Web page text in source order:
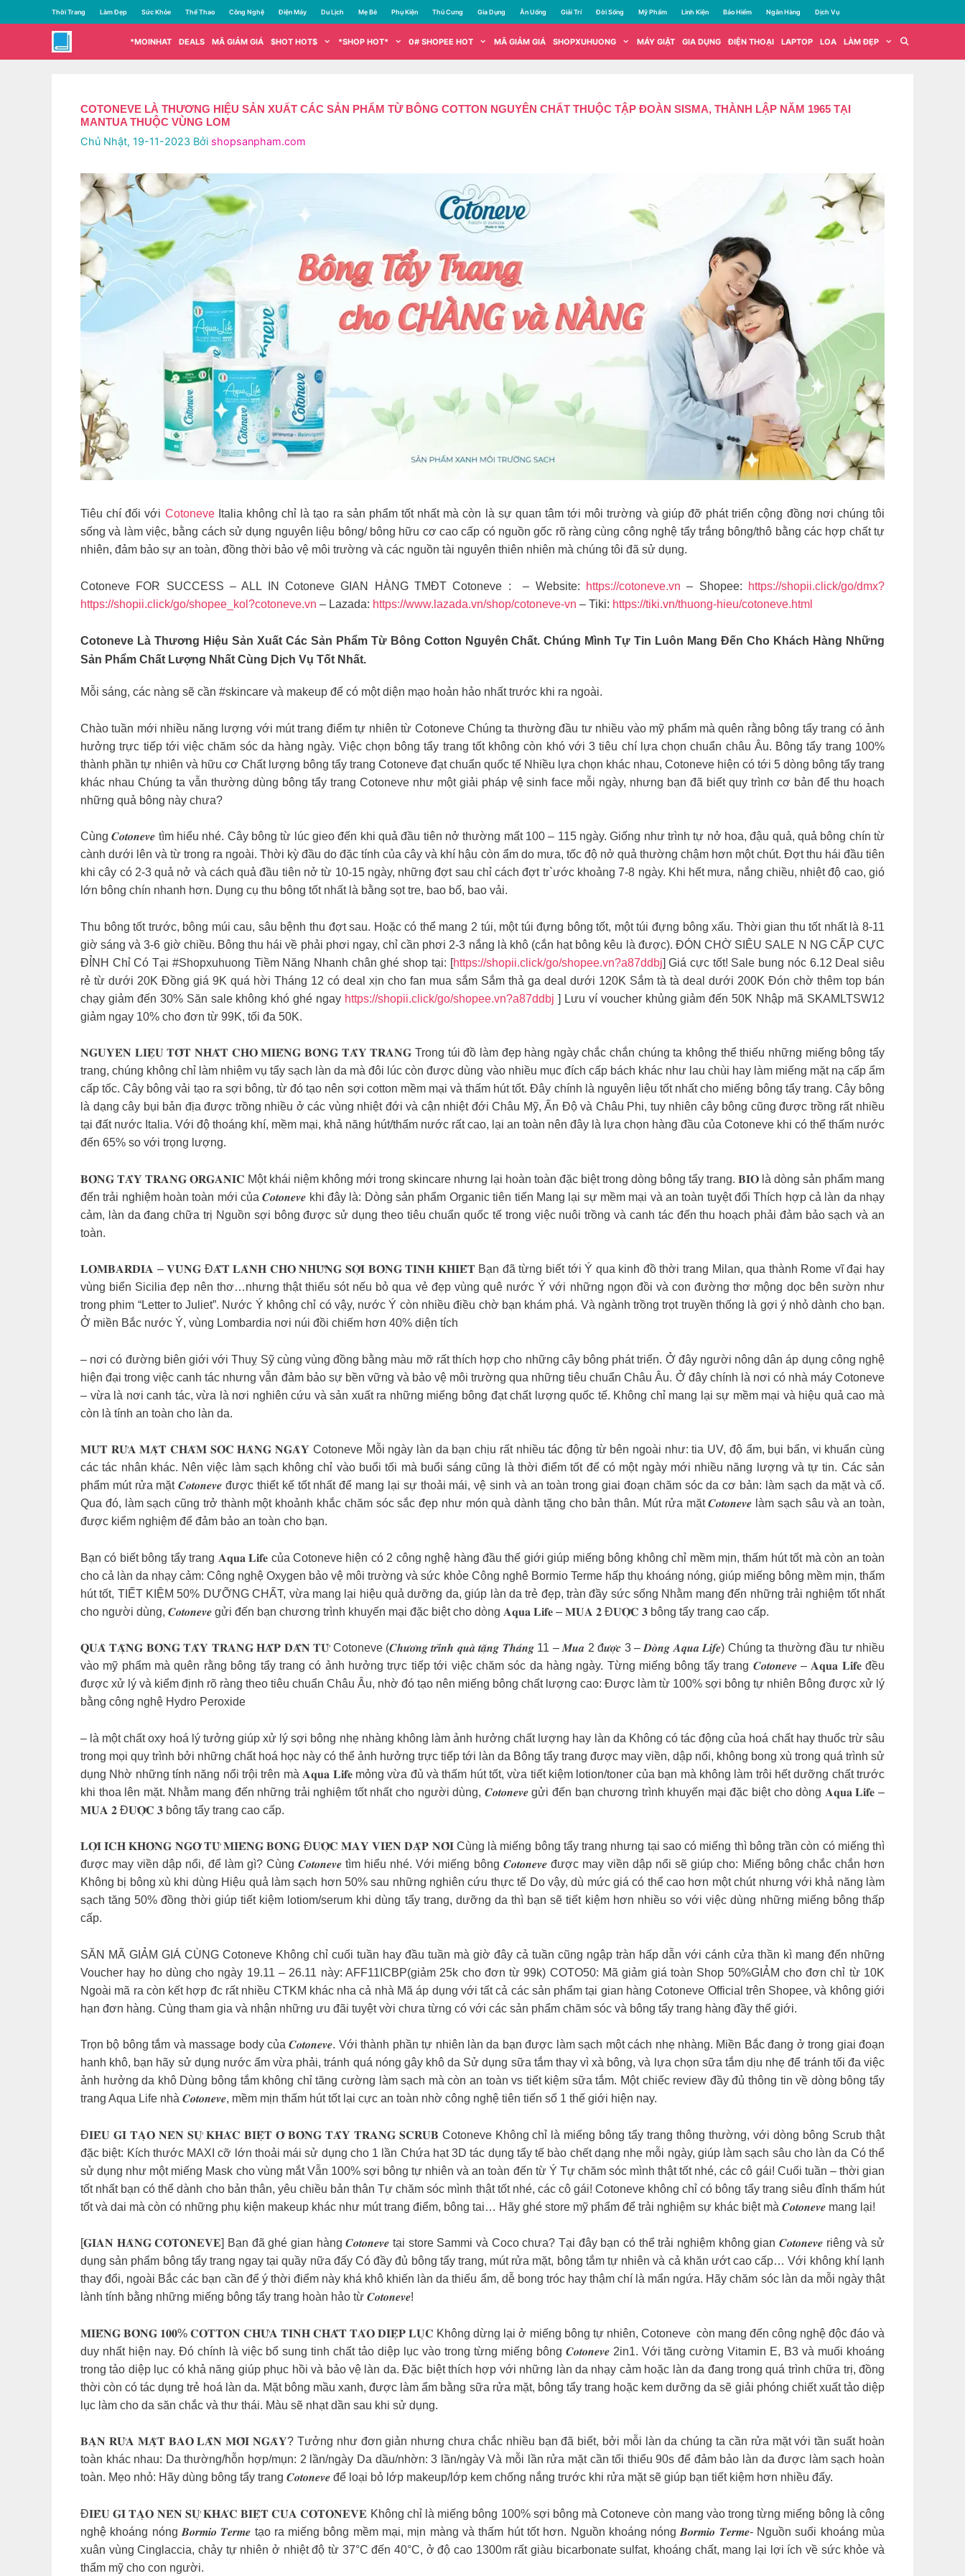
đến
dung
Thời Trang Làm Đẹp Sức Khỏe Thể Thao Công Nghệ Điện Máy Du Lịch Mẹ Bé Phụ Kiện Thú Cưng Gia Dụng Ăn Uống Giải Trí Đời Sống Mỹ Phẩm Linh Kiện Bảo Hiểm Ngân Hàng Dịch Vụ
*MOINHAT DEALS MÃ GIẢM GIÁ $HOT HOT$ *SHOP HOT* 0# SHOPEE HOT MÃ GIẢM GIÁ SHOPXUHUONG MÁY GIẶT GIA DỤNG ĐIỆN THOẠI LAPTOP LOA LÀM ĐẸP
COTONEVE LÀ THƯƠNG HIỆU SẢN XUẤT CÁC SẢN PHẨM TỪ BÔNG COTTON NGUYÊN CHẤT THUỘC TẬP ĐOÀN SISMA, THÀNH LẬP NĂM 1965 TẠI
MANTUA THUỘC VÙNG LOM
Chủ Nhật, 19-11-2023 Bởi shopsanpham.com
Tiêu chí đối với CotoneveItalia không chỉ là tạo ra sản phẩm tốt nhất mà còn là sự quan tâm tới môi trường và giúp đỡ phát triển cộng đồng nơi chúng tôi
sống và làm việc, bằng cách sử dụng nguyên liệu bông/ bông hữu cơ cao cấp có nguồn gốc rõ ràng cùng công nghệ tẩy trắng bông/thô bằng các hợp chất tự
nhiên, đảm bảo sự an toàn, đồng thời bảo vệ môi trường và các nguồn tài nguyên thiên nhiên mà chúng tôi đã sử dụng.
Cotoneve FOR SUCCESS – ALL IN Cotoneve GIAN HÀNG TMĐT Cotoneve : – Website: https://cotoneve.vn – Shopee:
https://shopii.click/go/dmx?
https://shopii.click/go/shopee_kol?cotoneve.vn – Lazada: https://www.lazada.vn/shop/cotoneve-vn – Tiki: https://tiki.vn/thuong-hieu/cotoneve.html
Cotoneve Là Thương Hiệu Sản Xuất Các Sản Phẩm Từ Bông Cotton Nguyên Chất. Chúng Mình Tự Tin Luôn Mang Đến Cho Khách Hàng Những
Sản Phẩm Chất Lượng Nhất Cùng Dịch Vụ Tốt Nhất.
Mỗi sáng, các nàng sẽ cần #skincare và makeup để có một diện mạo hoản hảo nhất trước khi ra ngoài.
Chào tuần mới nhiều năng lượng với mút trang điểm tự nhiên từ Cotoneve Chúng ta thường đầu tư nhiều vào mỹ phẩm mà quên rằng bông tẩy trang có ảnh
hưởng trực tiếp tới việc chăm sóc da hàng ngày. Việc chọn bông tẩy trang tốt không còn khó với 3 tiêu chí lựa chọn chuẩn châu Âu. Bông tẩy trang 100%
thành phần tự nhiên và hữu cơ Chất lượng bông tẩy trang Cotoneve đạt chuẩn quốc tế Nhiều lựa chọn khác nhau, Cotoneve hiện có tới 5 dòng bông tẩy trang
khác nhau Chúng ta vẫn thường dùng bông tẩy trang Cotoneve như một giải pháp vệ sinh face mỗi ngày, nhưng bạn đã biết quy trình cơ bản để thu hoạch
những quả bông này chưa?
Cùng 𝑪𝒐𝒕𝒐𝒏𝒆𝒗𝒆 tìm hiểu nhé. Cây bông từ lúc gieo đến khi quả đầu tiên nở thường mất 100 – 115 ngày. Giống như trình tự nở hoa, đậu quả, quả bông chín từ
cành dưới lên và từ trong ra ngoài. Thời kỳ đầu do đặc tính của cây và khí hậu còn ẩm do mưa, tốc độ nở quả thường chậm hơn một chút. Đợt thu hái đầu tiên
khi cây có 2-3 quả nở và cách quả đầu tiên nở từ 10-15 ngày, những đợt sau chỉ cách đợt tr`ước khoảng 7-8 ngày. Khi hết mưa, nắng chiều, nhiệt độ cao, gió
lớn bông chín nhanh hơn. Dụng cụ thu bông tốt nhất là bằng sọt tre, bao bố, bao vải.
Thu bông tốt trước, bông múi cau, sâu bệnh thu đợt sau. Hoặc có thể mang 2 túi, một túi đựng bông tốt, một túi đựng bông xấu. Thời gian thu tốt nhất là 8-11
giờ sáng và 3-6 giờ chiều. Bông thu hái về phải phơi ngay, chỉ cần phơi 2-3 nắng là khô (cắn hạt bông kêu là được). ĐÓN CHỜ SIÊU SALE N NG CẤP CỰC
ĐỈNH Chỉ Có Tại #Shopxuhuong Tiềm Năng Nhanh chân ghé shop tại: [https://shopii.click/go/shopee.vn?a87ddbj] Giá cực tốt! Sale bung nóc 6.12 Deal siêu
rẻ từ dưới 20K Đồng giá 9K quá hời Tháng 12 có deal xịn cho fan mua sắm Sắm thả ga deal dưới 120K Sắm tà tà deal dưới 200K Đón chờ thêm top bán
chạy giảm đến 30% Săn sale không khó ghé ngay https://shopii.click/go/shopee.vn?a87ddbj ] Lưu ví voucher khủng giảm đến 50K Nhập mã SKAMLTSW12
giảm ngay 10% cho đơn từ 99K, tối đa 50K.
𝐍𝐆𝐔𝐘𝐄̂𝐍 𝐋𝐈𝐄̣̂𝐔 𝐓𝐎̂́𝐓 𝐍𝐇𝐀̂́𝐓 𝐂𝐇𝐎 𝐌𝐈𝐄̂́𝐍𝐆 𝐁𝐎̂𝐍𝐆 𝐓𝐀̂̉𝐘 𝐓𝐑𝐀𝐍𝐆 Trong túi đồ làm đẹp hàng ngày chắc chắn chúng ta không thể thiếu những miếng bông tẩy
trang, chúng không chỉ làm nhiệm vụ tẩy sạch làn da mà đôi lúc còn được dùng vào nhiều mục đích cấp bách khác như lau chùi hay làm miếng mặt nạ cấp ẩm
cấp tốc. Cây bông vải tạo ra sợi bông, từ đó tạo nên sợi cotton mềm mại và thấm hút tốt. Đây chính là nguyên liệu tốt nhất cho miếng bông tẩy trang. Cây bông
là dạng cây bụi bản địa được trồng nhiều ở các vùng nhiệt đới và cận nhiệt đới Châu Mỹ, Ấn Độ và Châu Phi, tuy nhiên cây bông cũng được trồng rất nhiều
tại đất nước Italia. Với độ thoáng khí, mềm mại, khả năng hút/thấm nước rất cao, lại an toàn nên đây là lựa chọn hàng đầu của Cotoneve khi có thể thấm nước
đến 65% so với trọng lượng.
𝐁𝐎̂𝐍𝐆 𝐓𝐀̂̉𝐘 𝐓𝐑𝐀𝐍𝐆 𝐎𝐑𝐆𝐀𝐍𝐈𝐂 Một khái niệm không mới trong skincare nhưng lại hoàn toàn đặc biệt trong dòng bông tẩy trang. 𝐁𝐈𝐎 là dòng sản phẩm mang
đến trải nghiệm hoàn toàn mới của 𝑪𝒐𝒕𝒐𝒏𝒆𝒗𝒆 khi đây là: Dòng sản phẩm Organic tiên tiến Mang lại sự mềm mại và an toàn tuyệt đối Thích hợp cả làn da nhạy
cảm, làn da đang chữa trị Nguồn sợi bông được sử dụng theo tiêu chuẩn quốc tế trong việc nuôi trồng và canh tác đến thu hoạch phải đảm bảo sạch và an
toàn.
𝐋𝐎𝐌𝐁𝐀𝐑𝐃𝐈𝐀 – 𝐕𝐔̀𝐍𝐆 Đ𝐀̂́𝐓 𝐋𝐀̀𝐍𝐇 𝐂𝐇𝐎 𝐍𝐇𝐔̛̃𝐍𝐆 𝐒𝐎̛̣𝐈 𝐁𝐎̂𝐍𝐆 𝐓𝐈𝐍𝐇 𝐊𝐇𝐈𝐄̂́𝐓 Bạn đã từng biết tới Ý qua kinh đồ thời trang Milan, qua thành Rome vĩ đại hay
vùng biển Sicilia đẹp nên thơ…nhưng thật thiếu sót nếu bỏ qua vẻ đẹp vùng quê nước Ý với những ngọn đồi và con đường thơ mộng dọc bên sườn như
trong phim “Letter to Juliet”. Nước Ý không chỉ có vậy, nước Ý còn nhiều điều chờ bạn khám phá. Và ngành trồng trọt truyền thống là gợi ý nhỏ dành cho bạn.
Ở miền Bắc nước Ý, vùng Lombardia nơi núi đồi chiếm hơn 40% diện tích
– nơi có đường biên giới với Thuỵ Sỹ cùng vùng đồng bằng màu mỡ rất thích hợp cho những cây bông phát triển. Ở đây người nông dân áp dụng công nghệ
hiện đại trong việc canh tác nhưng vẫn đảm bảo sự bền vững và bảo vệ môi trường qua những tiêu chuẩn Châu Âu. Ở đây chính là nơi có nhà máy Cotoneve
– vừa là nơi canh tác, vừa là nơi nghiên cứu và sản xuất ra những miếng bông đạt chất lượng quốc tế. Không chỉ mang lại sự mềm mại và hiệu quả cao mà
còn là tính an toàn cho làn da.
𝐌𝐔́𝐓 𝐑𝐔̛̉𝐀 𝐌𝐀̣̆𝐓 𝐂𝐇𝐀̆𝐌 𝐒𝐎́𝐂 𝐇𝐀̀𝐍𝐆 𝐍𝐆𝐀̀𝐘 Cotoneve Mỗi ngày làn da bạn chịu rất nhiều tác động từ bên ngoài như: tia UV, độ ẩm, bụi bẩn, vi khuẩn cùng
các tác nhân khác. Nên việc làm sạch không chỉ vào buổi tối mà buổi sáng cũng là thời điểm tốt để có một ngày mới nhiều năng lượng và tự tin. Các sản
phẩm mút rửa mặt 𝑪𝒐𝒕𝒐𝒏𝒆𝒗𝒆 được thiết kế tốt nhất để mang lại sự thoải mái, vệ sinh và an toàn trong giai đoạn chăm sóc da cơ bản: làm sạch da mặt và cổ.
Qua đó, làm sạch cũng trở thành một khoảnh khắc chăm sóc sắc đẹp như món quà dành tặng cho bản thân. Mút rửa mặt 𝑪𝒐𝒕𝒐𝒏𝒆𝒗𝒆 làm sạch sâu và an toàn,
được kiểm nghiệm để đảm bảo an toàn cho bạn.
Bạn có biết bông tẩy trang 𝐀𝐪𝐮𝐚 𝐋𝐢𝐟𝐞 của Cotoneve hiện có 2 công nghệ hàng đầu thế giới giúp miếng bông không chỉ mềm mịn, thấm hút tốt mà còn an toàn
cho cả làn da nhạy cảm: Công nghệ Oxygen bảo vệ môi trường và sức khỏe Công nghê Bormio Terme hấp thụ khoáng nóng, giúp miếng bông mềm mịn, thấm
hút tốt, TIẾT KIỆM 50% DƯỠNG CHẤT, vừa mang lại hiệu quả dưỡng da, giúp làn da trẻ đẹp, tràn đầy sức sống Nhằm mang đến những trải nghiệm tốt nhất
cho người dùng, 𝑪𝒐𝒕𝒐𝒏𝒆𝒗𝒆 gửi đến bạn chương trình khuyến mại đặc biệt cho dòng 𝐀𝐪𝐮𝐚 𝐋𝐢𝐟𝐞 – 𝐌𝐔𝐀 𝟐 Đ𝐔̛𝐎̛̣𝐂 𝟑 bông tẩy trang cao cấp.
𝐐𝐔𝐀̀ 𝐓𝐀̣̆𝐍𝐆 𝐁𝐎̂𝐍𝐆 𝐓𝐀̂̉𝐘 𝐓𝐑𝐀𝐍𝐆 𝐇𝐀̂́𝐏 𝐃𝐀̂̃𝐍 𝐓𝐔̛̀ Cotoneve (𝑪𝒉𝒖̛𝒐̛𝒏𝒈 𝒕𝒓𝒊̀𝒏𝒉 𝒒𝒖𝒂̀ 𝒕𝒂̣̆𝒏𝒈 𝑻𝒉𝒂́𝒏𝒈 11 – 𝑴𝒖𝒂 2 đ𝒖̛𝒐̛̣𝒄 3 – 𝑫𝒐̀𝒏𝒈 𝑨𝒒𝒖𝒂 𝑳𝒊𝒇𝒆) Chúng ta thường đầu tư nhiều
vào mỹ phẩm mà quên rằng bông tẩy trang có ảnh hưởng trực tiếp tới việc chăm sóc da hàng ngày. Từng miếng bông tẩy trang 𝑪𝒐𝒕𝒐𝒏𝒆𝒗𝒆 – 𝐀𝐪𝐮𝐚 𝐋𝐢𝐟𝐞 đều
được xử lý và kiểm định rõ ràng theo tiêu chuẩn Châu Âu, nhờ đó tạo nên miếng bông chất lượng cao: Được làm từ 100% sợi bông tự nhiên Bông được xử lý
bằng công nghệ Hydro Peroxide
– là một chất oxy hoá lý tưởng giúp xử lý sợi bông nhẹ nhàng không làm ảnh hưởng chất lượng hay làn da Không có tác động của hoá chất hay thuốc trừ sâu
trong mọi quy trình bởi những chất hoá học này có thể ảnh hưởng trực tiếp tới làn da Bông tẩy trang được may viền, dập nổi, không bong xù trong quá trình sử
dụng Nhờ những tính năng nổi trội trên mà 𝐀𝐪𝐮𝐚 𝐋𝐢𝐟𝐞 mỏng vừa đủ và thấm hút tốt, vừa tiết kiệm lotion/toner của bạn mà không làm trôi hết dưỡng chất trước
khi thoa lên mặt. Nhằm mang đến những trải nghiệm tốt nhất cho người dùng, 𝑪𝒐𝒕𝒐𝒏𝒆𝒗𝒆 gửi đến bạn chương trình khuyến mại đặc biệt cho dòng 𝐀𝐪𝐮𝐚 𝐋𝐢𝐟𝐞 –
𝐌𝐔𝐀 𝟐 Đ𝐔̛𝐎̛̣𝐂 𝟑 bông tẩy trang cao cấp.
𝐋𝐎̛̣𝐈 𝐈́𝐂𝐇 𝐊𝐇𝐎̂𝐍𝐆 𝐍𝐆𝐎̛̀ 𝐓𝐔̛̀ 𝐌𝐈𝐄̂́𝐍𝐆 𝐁𝐎̂𝐍𝐆 Đ𝐔̛𝐎̛̣𝐂 𝐌𝐀𝐘 𝐕𝐈𝐄̂̀𝐍 𝐃𝐀̣̂𝐏 𝐍𝐎̂̉𝐈 Cùng là miếng bông tẩy trang nhưng tại sao có miếng thì bông trần còn có miếng thì
được may viền dập nổi, để làm gì? Cùng 𝑪𝒐𝒕𝒐𝒏𝒆𝒗𝒆 tìm hiểu nhé. Với miếng bông 𝑪𝒐𝒕𝒐𝒏𝒆𝒗𝒆 được may viền dập nổi sẽ giúp cho: Miếng bông chắc chắn hơn
Không bị bông xù khi dùng Hiệu quả làm sạch hơn 50% sau những nghiên cứu thực tế Do vậy, dù mức giá có thể cao hơn một chút nhưng với khả năng làm
sạch tăng 50% đồng thời giúp tiết kiệm lotiom/serum khi dùng tẩy trang, dưỡng da thì bạn sẽ tiết kiệm hơn nhiều so với việc dùng những miếng bông thấp
cấp.
SĂN MÃ GIẢM GIÁ CÙNG Cotoneve Không chỉ cuối tuần hay đầu tuần mà giờ đây cả tuần cũng ngập tràn hấp dẫn với cánh cửa thần kì mang đến những
Voucher hay ho dùng cho ngày 19.11 – 26.11 này: AFF11ICBP(giảm 25k cho đơn từ 99k) COTO50: Mã giảm giá toàn Shop 50%GIẢM cho đơn chỉ từ 10K
Ngoài mã ra còn kết hợp đc rất nhiều CTKM khác nha cả nhà Mã áp dụng với tất cả các sản phẩm tại gian hàng Cotoneve Official trên Shopee, và không giới
hạn đơn hàng. Cùng tham gia và nhận những ưu đãi tuyệt vời chưa từng có với các sản phẩm chăm sóc và bông tẩy trang hàng đầy thế giới.
Trọn bộ bông tắm và massage body của 𝑪𝒐𝒕𝒐𝒏𝒆𝒗𝒆. Với thành phần tự nhiên làn da bạn được làm sạch một cách nhẹ nhàng. Miền Bắc đang ở trong giai đoạn
hanh khô, bạn hãy sử dụng nước ấm vừa phải, tránh quá nóng gây khô da Sử dụng sữa tắm thay vì xà bông, và lựa chọn sữa tắm dịu nhẹ để tránh tối đa việc
ảnh hưởng da khô Dùng bông tắm không chỉ tăng cường làm sạch mà còn an toàn vs tiết kiệm sữa tắm. Một chiếc review đầy đủ thông tin về dòng bông tẩy
trang Aqua Life nhà 𝑪𝒐𝒕𝒐𝒏𝒆𝒗𝒆, mềm mịn thấm hút tốt lại cực an toàn nhờ công nghệ tiên tiến số 1 thế giới hiện nay.
Đ𝐈𝐄̂̀𝐔 𝐆𝐈̀ 𝐓𝐀̣𝐎 𝐍𝐄̂𝐍 𝐒𝐔̛̣ 𝐊𝐇𝐀́𝐂 𝐁𝐈𝐄̣̂𝐓 𝐎̛̉ 𝐁𝐎̂𝐍𝐆 𝐓𝐀̂̉𝐘 𝐓𝐑𝐀𝐍𝐆 𝐒𝐂𝐑𝐔𝐁 Cotoneve Không chỉ là miếng bông tẩy trang thông thường, với dòng bông Scrub thật
đặc biệt: Kích thước MAXI cỡ lớn thoải mái sử dụng cho 1 lần Chứa hạt 3D tác dụng tẩy tế bào chết dạng nhẹ mỗi ngày, giúp làm sạch sâu cho làn da Có thể
sử dụng như một miếng Mask cho vùng mắt Vẫn 100% sợi bông tự nhiên và an toàn đến từ Ý Tự chăm sóc mình thật tốt nhé, các cô gái! Cuối tuần – thời gian
tốt nhất bạn có thể dành cho bản thân, yêu chiều bản thân Tự chăm sóc mình thật tốt nhé, các cô gái!Cotoneve không chỉ có bông tẩy trang siêu đỉnh thấm hút
tốt và dai mà còn có những phụ kiện makeup khác như mút trang điểm, bông tai… Hãy ghé store mỹ phẩm để trải nghiệm sự khác biệt mà 𝑪𝒐𝒕𝒐𝒏𝒆𝒗𝒆 mang lại!
[𝐆𝐈𝐀𝐍 𝐇𝐀̀𝐍𝐆 𝐂𝐎𝐓𝐎𝐍𝐄𝐕𝐄] Bạn đã ghé gian hàng 𝑪𝒐𝒕𝒐𝒏𝒆𝒗𝒆 tại store Sammi và Coco chưa? Tại đây bạn có thể trải nghiệm không gian 𝑪𝒐𝒕𝒐𝒏𝒆𝒗𝒆 riêng và sử
dụng sản phẩm bông tẩy trang ngay tại quầy nữa đấy Có đầy đủ bông tẩy trang, mút rửa mặt, bông tắm tự nhiên và cả khăn ướt cao cấp… Với không khí lạnh
thay đổi, ngoài Bắc các bạn cần để ý thời điểm này khá khô khiến làn da thiếu ẩm, dễ bong tróc hay thậm chí là mẩn ngứa. Hãy chăm sóc làn da mỗi ngày thật
lành tính bằng những miếng bông tẩy trang hoàn hảo từ 𝑪𝒐𝒕𝒐𝒏𝒆𝒗𝒆!
𝐌𝐈𝐄̂́𝐍𝐆 𝐁𝐎̂𝐍𝐆 𝟏𝟎𝟎% 𝐂𝐎𝐓𝐓𝐎𝐍 𝐂𝐇𝐔̛́𝐀 𝐓𝐈𝐍𝐇 𝐂𝐇𝐀̂́𝐓 𝐓𝐀̉𝐎 𝐃𝐈𝐄̣̂𝐏 𝐋𝐔̣𝐂 Không dừng lại ở miếng bông tự nhiên, Cotoneve còn mang đến công nghệ độc đáo và
duy nhất hiện nay. Đó chính là việc bổ sung tinh chất tảo diệp lục vào trong từng miếng bông 𝑪𝒐𝒕𝒐𝒏𝒆𝒗𝒆 2in1. Với tăng cường Vitamin E, B3 và muối khoáng
trong tảo diệp lục có khả năng giúp phục hồi và bảo vệ làn da. Đặc biệt thích hợp với những làn da nhạy cảm hoặc làn da đang trong quá trình chữa trị, đồng
thời còn có tác dụng trẻ hoá làn da. Mặt bông mầu xanh, được làm ẩm bằng sữa rửa mặt, bông tẩy trang hoặc kem dưỡng da sẽ giải phóng chiết xuất tảo diệp
lục làm cho da săn chắc và thư thái. Màu sẽ nhạt dần sau khi sử dụng.
𝐁𝐀̣𝐍 𝐑𝐔̛̉𝐀 𝐌𝐀̣̆𝐓 𝐁𝐀𝐎 𝐋𝐀̂̀𝐍 𝐌𝐎̂̃𝐈 𝐍𝐆𝐀̀𝐘? Tưởng như đơn giản nhưng chưa chắc nhiều bạn đã biết, bởi mỗi làn da chúng ta cần rửa mặt với tần suất hoàn
toàn khác nhau: Da thường/hỗn hợp/mụn: 2 lần/ngày Da dầu/nhờn: 3 lần/ngày Và mỗi lần rửa mặt cần tối thiểu 90s để đảm bảo làn da được làm sạch hoàn
toàn. Mẹo nhỏ: Hãy dùng bông tẩy trang 𝑪𝒐𝒕𝒐𝒏𝒆𝒗𝒆 để loại bỏ lớp makeup/lớp kem chống nắng trước khi rửa mặt sẽ giúp bạn tiết kiệm hơn nhiều đấy.
Đ𝐈𝐄̂̀𝐔 𝐆𝐈̀ 𝐓𝐀̣𝐎 𝐍𝐄̂𝐍 𝐒𝐔̛̣ 𝐊𝐇𝐀́𝐂 𝐁𝐈𝐄̣̂𝐓 𝐂𝐔̉𝐀 𝐂𝐎𝐓𝐎𝐍𝐄𝐕𝐄 Không chỉ là miếng bông 100% sợi bông mà Cotoneve còn mang vào trong từng miếng bông là công
nghệ khoáng nóng 𝑩𝒐𝒓𝒎𝒊𝒐 𝑻𝒆𝒓𝒎𝒆 tạo ra miếng bông mềm mại, mịn màng và thấm hút tốt hơn. Nguồn khoáng nóng 𝑩𝒐𝒓𝒎𝒊𝒐 𝑻𝒆𝒓𝒎𝒆- Nguồn suối khoáng mùa
xuân vùng Cinglaccia, chảy tự nhiên ở nhiệt độ từ 37°C đến 40°C, ở độ cao 1300m rất giàu bicarbonate sulfat, khoáng chất, mang lại lợi ích về sức khỏe và
thẩm mỹ cho con người.